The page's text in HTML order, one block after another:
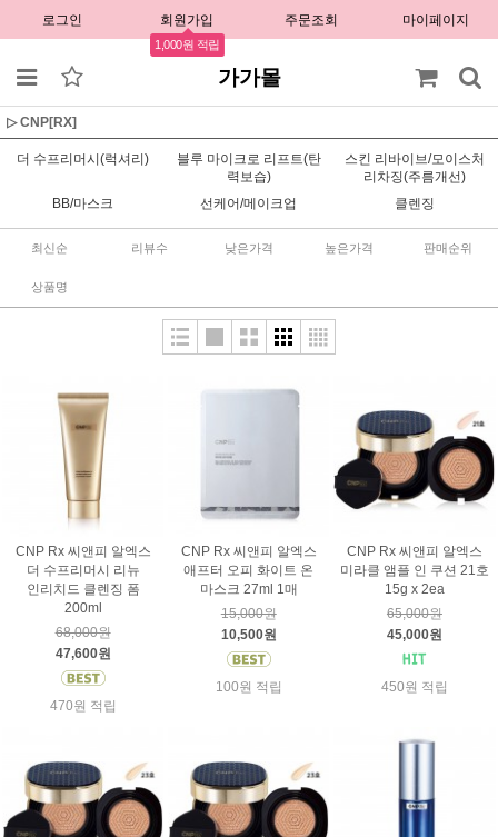
로그인 회원가입
1,000원 적립
주문조회 마이페이지
가가몰
▷ CNP[RX]
더 수프리머시(럭셔리)
블루 마이크로 리프트(탄
력보습)
스킨 리바이브/모이스처
리차징(주름개선)
BB/마스크
선케어/메이크업 클렌징
최신순 리뷰수 낮은가격 높은가격 판매순위
상품명
CNP Rx 씨앤피 알엑스
더 수프리머시 리뉴
인리치드 클렌징 폼
200ml
68,000원
47,600원
470원 적립
CNP Rx 씨앤피 알엑스
애프터 오피 화이트 온
마스크 27ml 1매
15,000원
10,500원
100원 적립
CNP Rx 씨앤피 알엑스
미라클 앰플 인 쿠션 21호
15g x 2ea
65,000원
45,000원
450원 적립